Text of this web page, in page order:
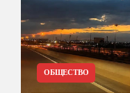
ОБЩЕСТВО